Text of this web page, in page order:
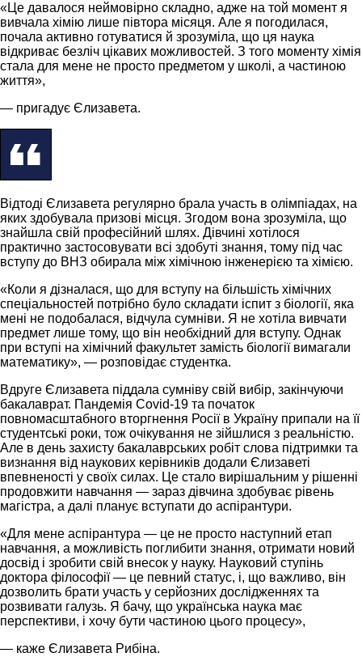
«Це давалося неймовірно складно, адже на той момент я
вивчала хімію лише півтора місяця. Але я погодилася,
почала активно готуватися й зрозуміла, що ця наука
відкриває безліч цікавих можливостей. З того моменту хімія
стала для мене не просто предметом у школі, а частиною
життя»,
— пригадує Єлизавета.
Відтоді Єлизавета регулярно брала участь в олімпіадах, на
яких здобувала призові місця. Згодом вона зрозуміла, що
знайшла свій професійний шлях. Дівчині хотілося
практично застосовувати всі здобуті знання, тому під час
вступу до ВНЗ обирала між хімічною інженерією та хімією.
«Коли я дізналася, що для вступу на більшість хімічних
спеціальностей потрібно було складати іспит з біології, яка
мені не подобалася, відчула сумніви. Я не хотіла вивчати
предмет лише тому, що він необхідний для вступу. Однак
при вступі на хімічний факультет замість біології вимагали
математику», — розповідає студентка.
Вдруге Єлизавета піддала сумніву свій вибір, закінчуючи
бакалаврат. Пандемія Covid-19 та початок
повномасштабного вторгнення Росії в Україну припали на її
студентські роки, тож очікування не зійшлися з реальністю.
Але в день захисту бакалаврських робіт слова підтримки та
визнання від наукових керівників додали Єлизаветі
впевненості у своїх силах. Це стало вирішальним у рішенні
продовжити навчання — зараз дівчина здобуває рівень
магістра, а далі планує вступати до аспірантури.
«Для мене аспірантура — це не просто наступний етап
навчання, а можливість поглибити знання, отримати новий
досвід і зробити свій внесок у науку. Науковий ступінь
доктора філософії — це певний статус, і, що важливо, він
дозволить брати участь у серйозних дослідженнях та
розвивати галузь. Я бачу, що українська наука має
перспективи, і хочу бути частиною цього процесу»,
— каже Єлизавета Рибіна.